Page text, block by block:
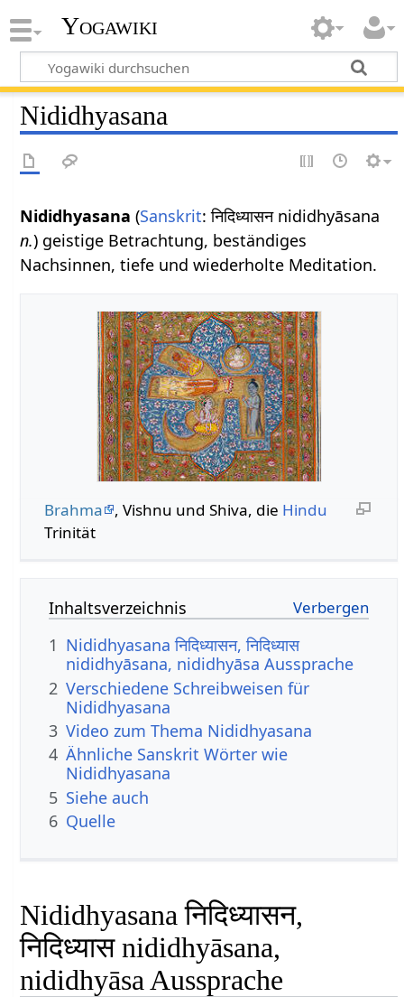
Yogawiki
Nididhyasana
Nididhyasana (Sanskrit: निदिध्यासन nididhyāsana
n.) geistige Betrachtung, beständiges
Nachsinnen, tiefe und wiederholte Meditation.
Brahma , Vishnu und Shiva, die Hindu
Trinität
Inhaltsverzeichnis
1 Nididhyasana निदिध्यासन, निदिध्यास
nididhyāsana, nididhyāsa Aussprache
2 Verschiedene Schreibweisen für
Nididhyasana
3 Video zum Thema Nididhyasana
4 Ähnliche Sanskrit Wörter wie
Nididhyasana
5 Siehe auch
6 Quelle
Nididhyasana निदिध्यासन,
निदिध्यास nididhyāsana,
nididhyāsa Aussprache